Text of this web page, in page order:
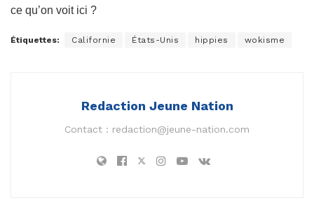
ce qu’on voit ici ?
Étiquettes: Californie États-Unis hippies wokisme
Redaction Jeune Nation
Contact : redaction@jeune-nation.com